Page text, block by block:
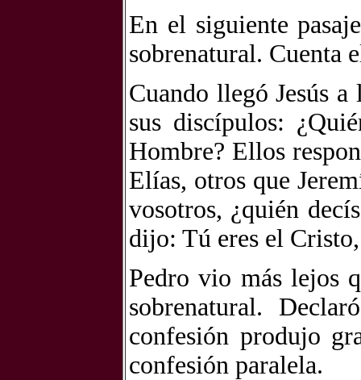
En el siguiente
sobrenatural. Cuenta
Cuando llegó Jesús
sus discípulos:
Hombre? Ellos
Elías, otros que
vosotros, ¿quién
dijo: Tú eres el
Pedro vio más lejos
sobrenatural.
confesión produjo
confesión paralela.